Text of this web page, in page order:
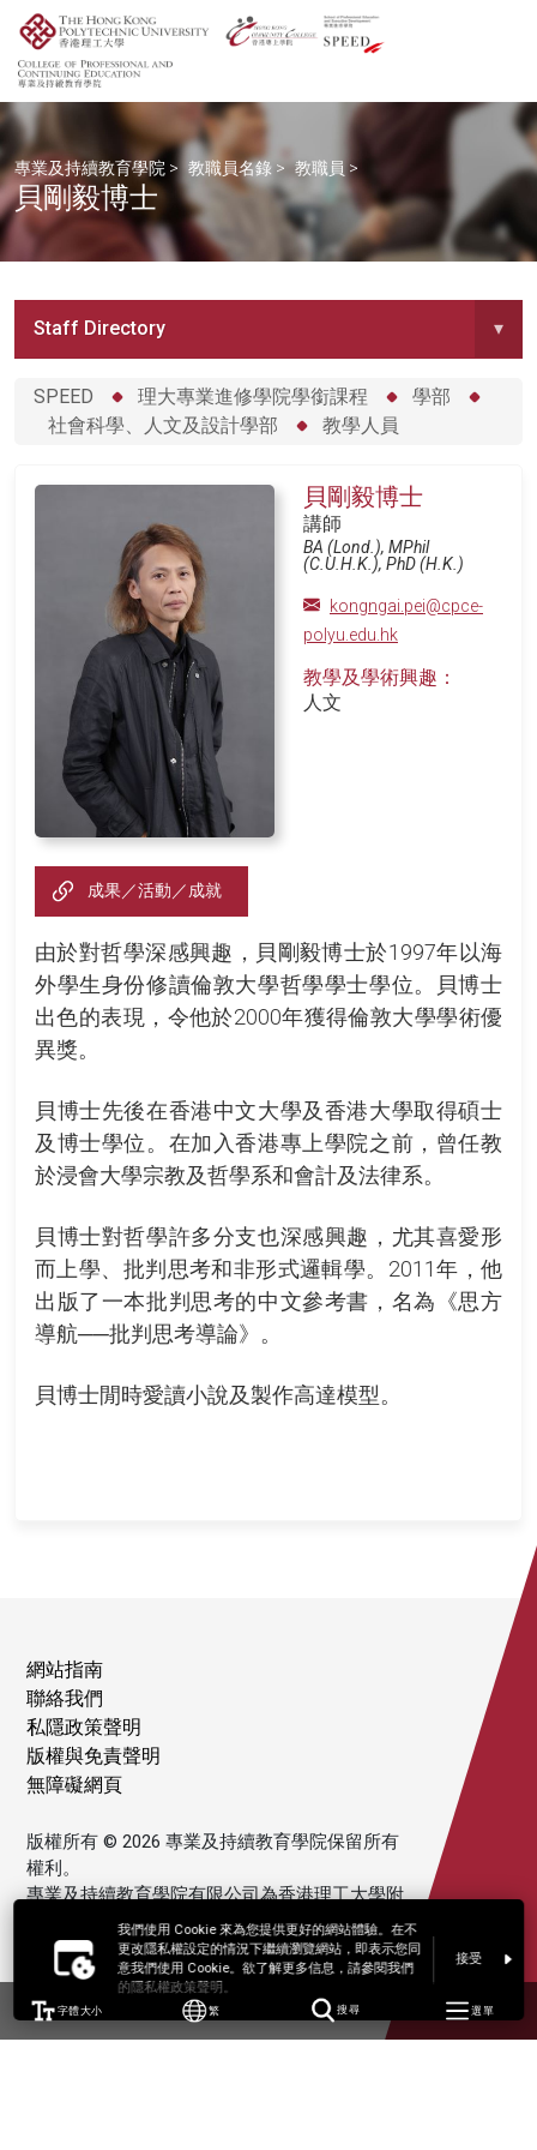
我們使用 Cookie 來為您提供更好的網站體驗。在不
更改隱私權設定的情況下繼續瀏覽網站，即表示您同
意我們使用 Cookie。欲了解更多信息，請參閱我們
的隱私權政策聲明。
接受
字體大小 繁 搜尋 選單
專業及持續教育學院 > 教職員名錄 > 教職員 >
貝剛毅博士
Staff Directory ▾
SPEED 理大專業進修學院學銜課程
學部
社會科學、人文及設計學部
教學人員
貝剛毅博士
講師
BA (Lond.), MPhil
(C.U.H.K.), PhD (H.K.)
kongngai.pei@cpce-
polyu.edu.hk
教學及學術興趣：
人文
成果／活動／成就
由於對哲學深感興趣，貝剛毅博士於1997年以海
外學生身份修讀倫敦大學哲學學士學位。貝博士
出色的表現，令他於2000年獲得倫敦大學學術優
異獎。
貝博士先後在香港中文大學及香港大學取得碩士
及博士學位。在加入香港專上學院之前，曾任教
於浸會大學宗教及哲學系和會計及法律系。
貝博士對哲學許多分支也深感興趣，尤其喜愛形
而上學、批判思考和非形式邏輯學。2011年，他
出版了一本批判思考的中文參考書，名為《思方
導航──批判思考導論》。
貝博士閒時愛讀小說及製作高達模型。
網站指南
聯絡我們
私隱政策聲明
版權與免責聲明
無障礙網頁
版權所有 © 2026 專業及持續教育學院保留所有
權利。
專業及持續教育學院有限公司為香港理工大學附